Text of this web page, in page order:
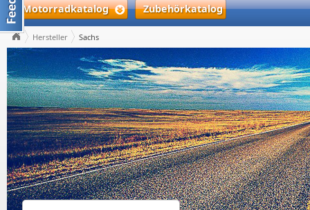
Motorradkatalog Zubehörkatalog
Hersteller Sachs